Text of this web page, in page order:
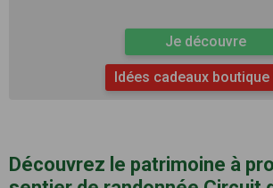
Je découvre
Idées cadeaux boutique
Découvrez le patrimoine à